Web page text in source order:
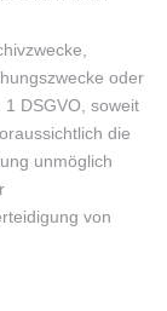
oder
DSGVO, soweit
die
unmöglich
von